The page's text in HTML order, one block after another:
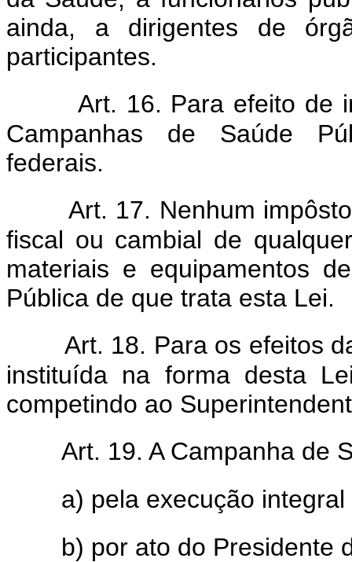
ainda, a dirigentes de
participantes.
Art. 16. Para efeito de
Campanhas de Saúde
federais.
Art. 17. Nenhum
fiscal ou cambial de
materiais e equipamentos
Pública de que trata esta Lei.
Art. 18. Para os efeitos
instituída na forma desta
competindo ao
Art. 19. A Campanha de
a) pela execução
b) por ato do Presidente